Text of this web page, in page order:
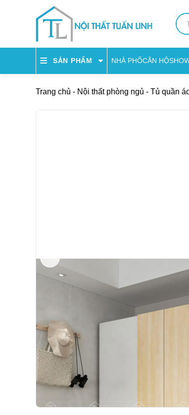
SẢN PHẨM NHÀ PHỐCĂN HỘ
Trang chủ - Nội thất phòng ngủ - Tủ quần